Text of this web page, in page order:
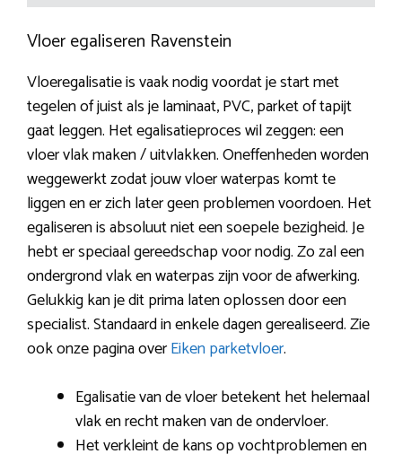
Vloer egaliseren Ravenstein
Vloeregalisatie is vaak nodig voordat je start met
tegelen of juist als je laminaat, PVC, parket of tapijt
gaat leggen. Het egalisatieproces wil zeggen: een
vloer vlak maken / uitvlakken. Oneffenheden worden
weggewerkt zodat jouw vloer waterpas komt te
liggen en er zich later geen problemen voordoen. Het
egaliseren is absoluut niet een soepele bezigheid. Je
hebt er speciaal gereedschap voor nodig. Zo zal een
ondergrond vlak en waterpas zijn voor de afwerking.
Gelukkig kan je dit prima laten oplossen door een
specialist. Standaard in enkele dagen gerealiseerd. Zie
ook onze pagina overEiken parketvloer.
Egalisatie van de vloer betekent het helemaal
vlak en recht maken van de ondervloer.
Het verkleint de kans op vochtproblemen en